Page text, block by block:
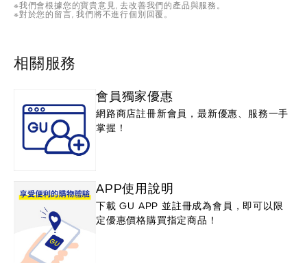
※我們會根據您的寶貴意見, 去改善我們的產品與服務。
※對於您的留言, 我們將不進行個別回覆。
相關服務
會員獨家優惠
網路商店註冊新會員，最新優惠、服務一手
掌握！
APP使用說明
下載 GU APP 並註冊成為會員，即可以限
定優惠價格購買指定商品！